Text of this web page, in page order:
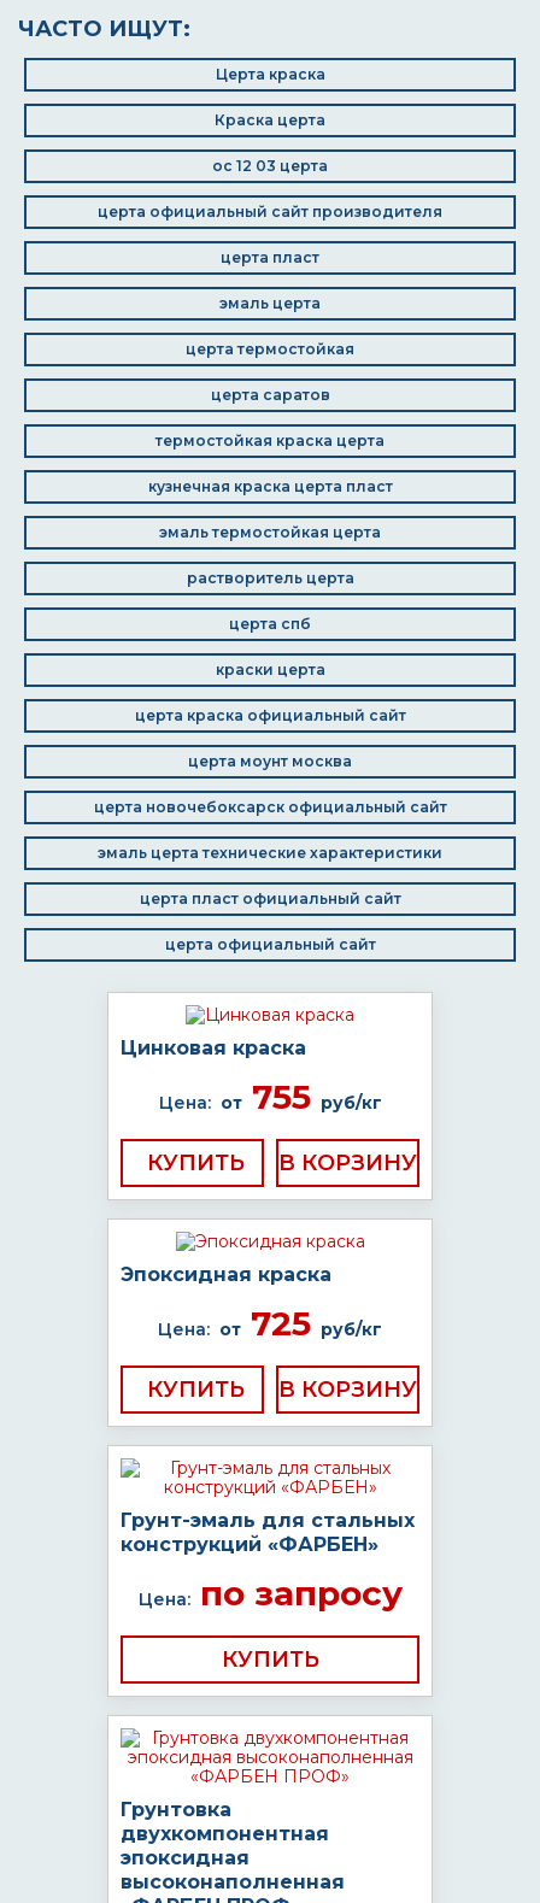
ЧАСТО ИЩУТ:
Церта краска
Краска церта
ос 12 03 церта
церта официальный сайт производителя
церта пласт
эмаль церта
церта термостойкая
церта саратов
термостойкая краска церта
кузнечная краска церта пласт
эмаль термостойкая церта
растворитель церта
церта спб
краски церта
церта краска официальный сайт
церта моунт москва
церта новочебоксарск официальный сайт
эмаль церта технические характеристики
церта пласт официальный сайт
церта официальный сайт
Цинковая краска
Цена: от755 руб/кг
КУПИТЬ
Эпоксидная краска
Цена: от 725 руб/кг
КУПИТЬ
Грунт-эмаль для стальных
конструкций «ФАРБЕН»
Цена:по запросу
КУПИТЬ
Грунтовка
двухкомпонентная
эпоксидная
высоконаполненная